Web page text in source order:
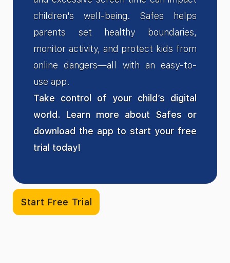
children's well-being. Safes helps
parents set healthy boundaries,
monitor activity, and protect kids from
online dangers—all with an easy-to-
use app.
Take control of your child’s digital
world. Learn more about Safes or
download the app to start your free
trial today!
Start Free Trial